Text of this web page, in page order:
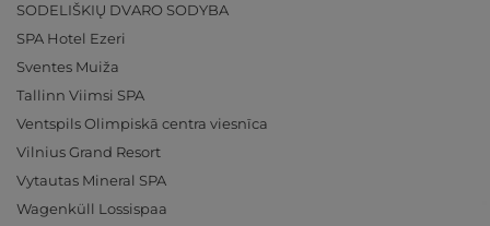
SODELIŠKIŲ DVARO SODYBA
SPA Hotel Ezeri
Sventes Muiža
Tallinn Viimsi SPA
Ventspils Olimpiskā centra viesnīca
Vilnius Grand Resort
Vytautas Mineral SPA
Wagenküll Lossispaa